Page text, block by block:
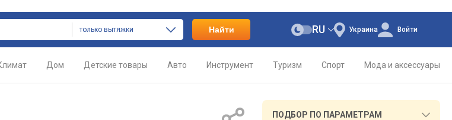
только вытяжки Найти Украина
RU Войти
Дом Детские товары Авто Инструмент Туризм Спорт Мода и аксессуары
ПОДБОР ПО ПАРАМЕТРАМ